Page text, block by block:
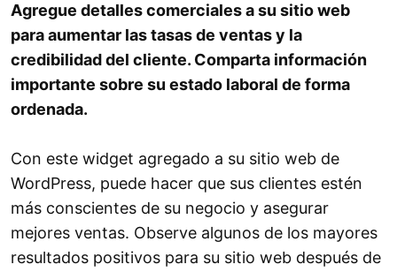
Agregue detalles comerciales a su sitio web
para aumentar las tasas de ventas y la
credibilidad del cliente. Comparta información
importante sobre su estado laboral de forma
ordenada.
Con este widget agregado a su sitio web de
WordPress, puede hacer que sus clientes estén
más conscientes de su negocio y asegurar
mejores ventas. Observe algunos de los mayores
resultados positivos para su sitio web después de